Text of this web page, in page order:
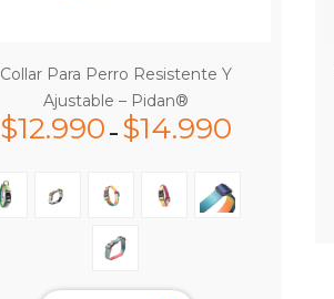
Collar Para Perro Resistente Y
Ajustable – Pidan®
$12.990 – $14.990